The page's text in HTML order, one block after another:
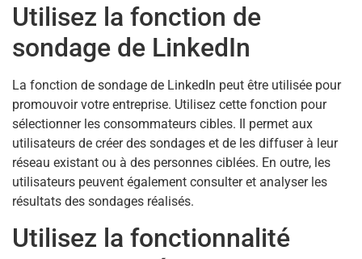
Utilisez la fonction de
sondage de LinkedIn
La fonction de sondage de LinkedIn peut être utilisée pour
promouvoir votre entreprise. Utilisez cette fonction pour
sélectionner les consommateurs cibles. Il permet aux
utilisateurs de créer des sondages et de les diffuser à leur
réseau existant ou à des personnes ciblées. En outre, les
utilisateurs peuvent également consulter et analyser les
résultats des sondages réalisés.
Utilisez la fonctionnalité